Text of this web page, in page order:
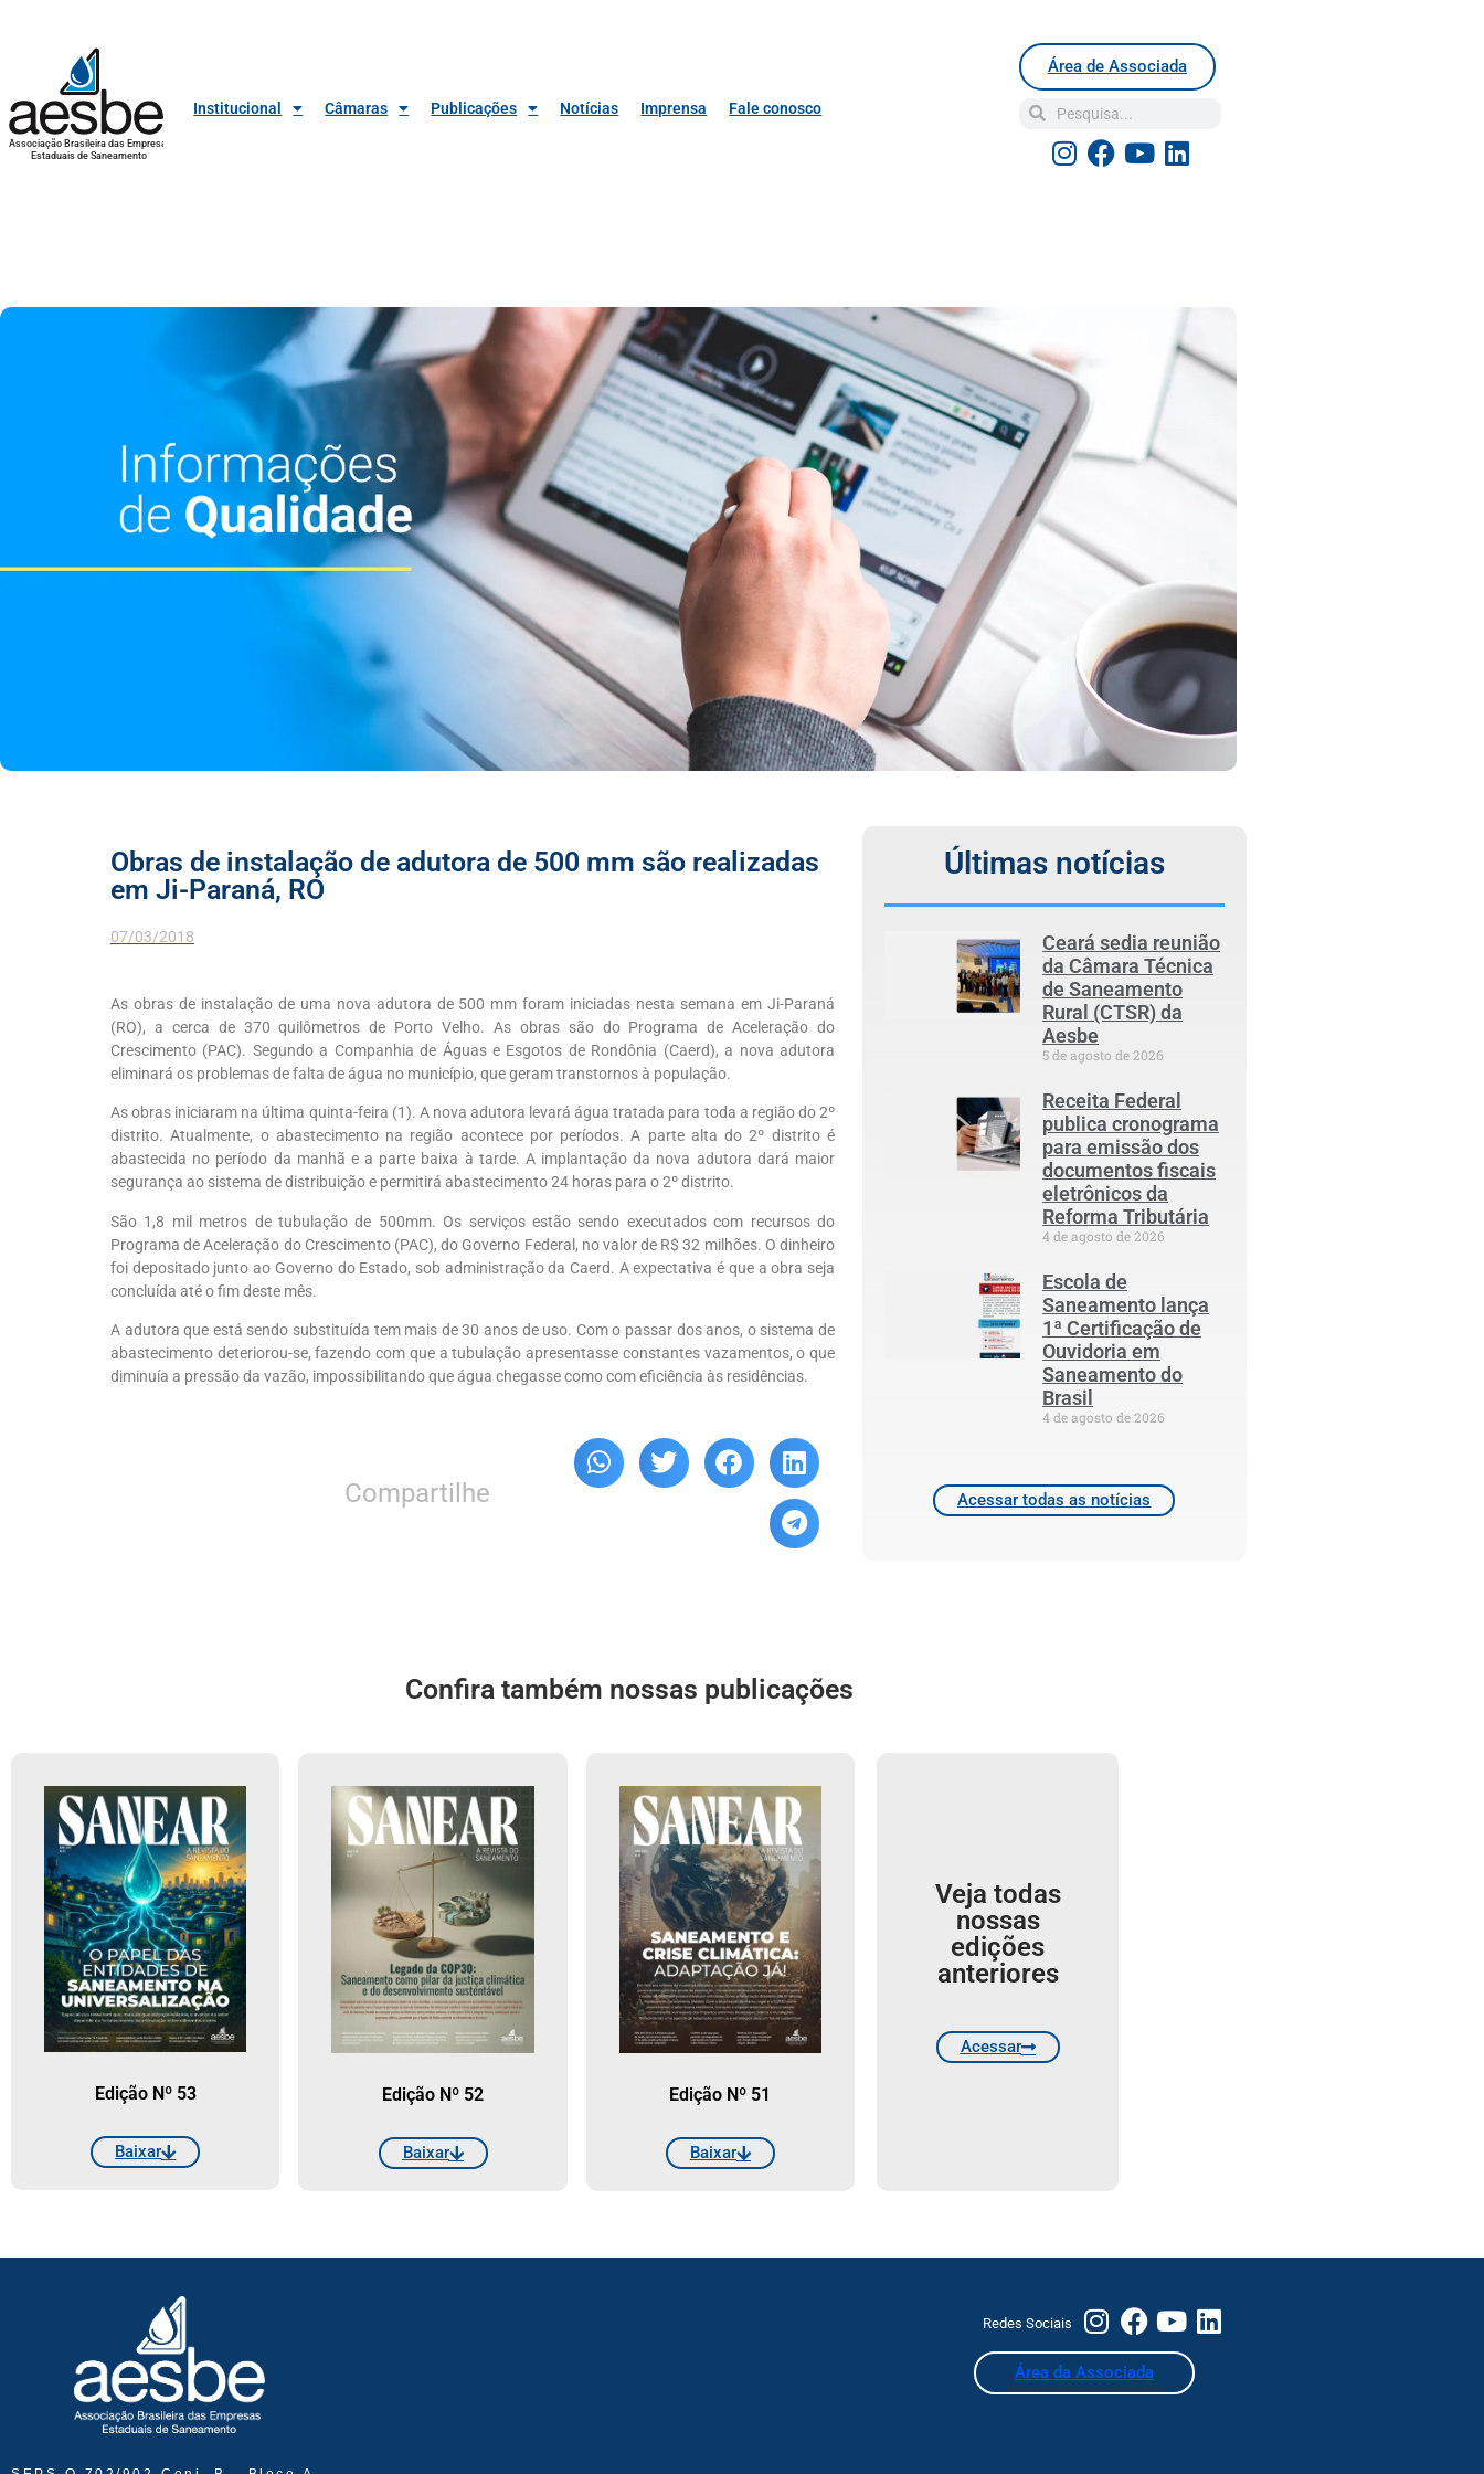
Associação Brasileira das Empresas
Estaduais de Saneamento
Institucional Câmaras Publicações Notícias Imprensa Fale conosco
Área de Associada
Obras de instalação de adutora de 500 mm são realizadas
em Ji-Paraná, RO
07/03/2018
As obras de instalação de uma nova adutora de 500 mm foram iniciadas nesta semana em Ji-Paraná
(RO), a cerca de 370 quilômetros de Porto Velho. As obras são do Programa de Aceleração do
Crescimento (PAC). Segundo a Companhia de Águas e Esgotos de Rondônia (Caerd), a nova adutora
eliminará os problemas de falta de água no município, que geram transtornos à população.
As obras iniciaram na última quinta-feira (1). A nova adutora levará água tratada para toda a região do 2º
distrito. Atualmente, o abastecimento na região acontece por períodos. A parte alta do 2º distrito é
abastecida no período da manhã e a parte baixa à tarde. A implantação da nova adutora dará maior
segurança ao sistema de distribuição e permitirá abastecimento 24 horas para o 2º distrito.
São 1,8 mil metros de tubulação de 500mm. Os serviços estão sendo executados com recursos do
Programa de Aceleração do Crescimento (PAC), do Governo Federal, no valor de R$ 32 milhões. O dinheiro
foi depositado junto ao Governo do Estado, sob administração da Caerd. A expectativa é que a obra seja
concluída até o fim deste mês.
A adutora que está sendo substituída tem mais de 30 anos de uso. Com o passar dos anos, o sistema de
abastecimento deteriorou-se, fazendo com que a tubulação apresentasse constantes vazamentos, o que
diminuía a pressão da vazão, impossibilitando que água chegasse como com eficiência às residências.
Compartilhe
Últimas notícias
Ceará sedia reunião
da Câmara Técnica
de Saneamento
Rural (CTSR) da
Aesbe
5 de agosto de 2026
Receita Federal
publica cronograma
para emissão dos
documentos fiscais
eletrônicos da
Reforma Tributária
4 de agosto de 2026
Escola de
Saneamento lança
1ª Certificação de
Ouvidoria em
Saneamento do
Brasil
4 de agosto de 2026
Acessar todas as notícias
Confira também nossas publicações
Edição Nº 53
Baixar
Edição Nº 52
Baixar
Edição Nº 51
Baixar
Veja todas
nossas
edições
anteriores
Acessar
Redes Sociais
Área da Associada